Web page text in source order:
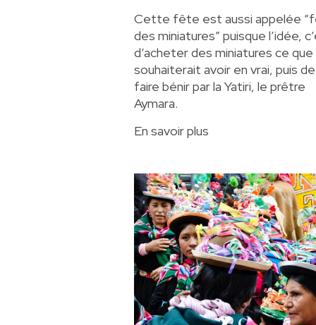
Cette fête est aussi appelée
des miniatures” puisque l’idée,
d’acheter des miniatures ce que
souhaiterait avoir en vrai, puis
faire bénir par la Yatiri, le prêtre
Aymara.
En savoir plus